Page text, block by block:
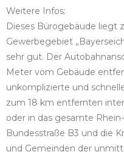
Weitere Infos:
Dieses Bürogebäude liegt
Gewerbegebiet
sehr gut. Der
Meter vom Gebäude
unkomplizierte und
zum 18 km entfernten
oder in das gesamte
Bundesstraße B3 und die
und Gemeinden der